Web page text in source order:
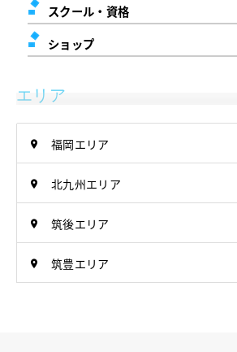
スクール・資格
ショップ
エリア
福岡エリア
北九州エリア
筑後エリア
筑豊エリア